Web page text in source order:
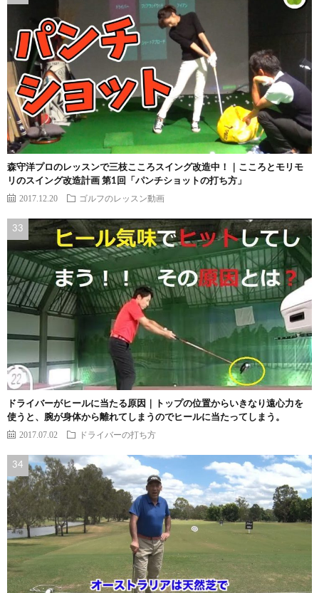
森守洋プロのレッスンで三枝こころスイング改造中！｜こころとモリモ
リのスイング改造計画 第1回「パンチショットの打ち方」
2017.12.20 ゴルフのレッスン動画
ドライバーがヒールに当たる原因｜トップの位置からいきなり遠心力を
使うと、腕が身体から離れてしまうのでヒールに当たってしまう。
2017.07.02 ドライバーの打ち方